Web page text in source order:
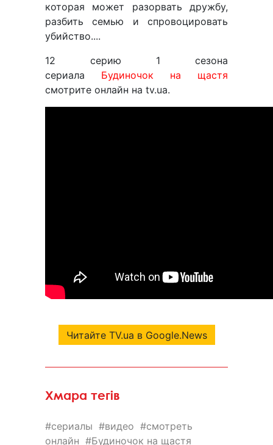
которая может разорвать дружбу,
разбить семью и спровоцировать
убийство....
12 серию 1 сезона
сериала Будиночок на щастя
смотрите онлайн на tv.ua.
Читайте TV.ua в Google.News
Хмара тегів
сериалы видео
смотреть
онлайн
Будиночок на щастя